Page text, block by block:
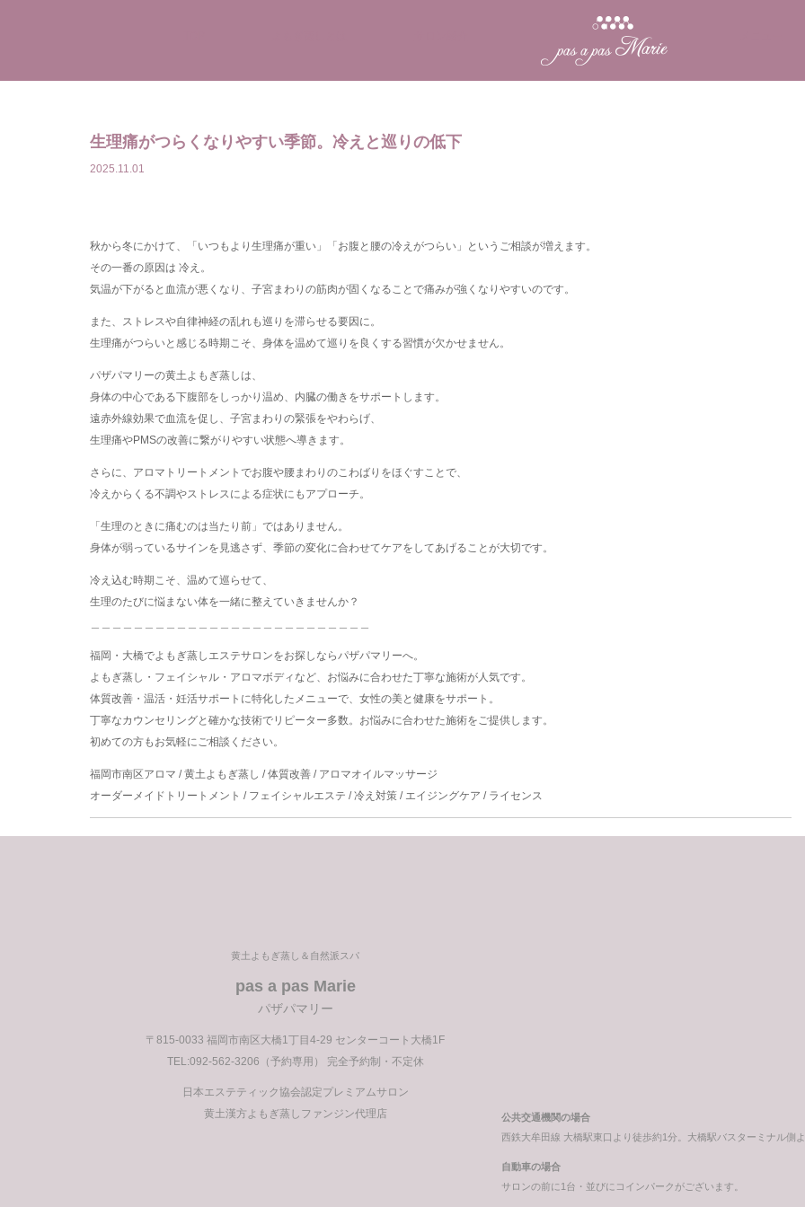
生理痛がつらくなりやすい季節。冷えと巡りの低下
2025.11.01
秋から冬にかけて、「いつもより生理痛が重い」「お腹と腰の冷えがつらい」というご相談が増えます。
その一番の原因は 冷え。
気温が下がると血流が悪くなり、子宮まわりの筋肉が固くなることで痛みが強くなりやすいのです。
また、ストレスや自律神経の乱れも巡りを滞らせる要因に。
生理痛がつらいと感じる時期こそ、身体を温めて巡りを良くする習慣が欠かせません。
パザパマリーの黄土よもぎ蒸しは、
身体の中心である下腹部をしっかり温め、内臓の働きをサポートします。
遠赤外線効果で血流を促し、子宮まわりの緊張をやわらげ、
生理痛やPMSの改善に繋がりやすい状態へ導きます。
さらに、アロマトリートメントでお腹や腰まわりのこわばりをほぐすことで、
冷えからくる不調やストレスによる症状にもアプローチ。
「生理のときに痛むのは当たり前」ではありません。
身体が弱っているサインを見逃さず、季節の変化に合わせてケアをしてあげることが大切です。
冷え込む時期こそ、温めて巡らせて、
生理のたびに悩まない体を一緒に整えていきませんか？
福岡・大橋でよもぎ蒸しエステサロンをお探しならパザパマリーへ。
よもぎ蒸し・フェイシャル・アロマボディなど、お悩みに合わせた丁寧な施術が人気です。
体質改善・温活・妊活サポートに特化したメニューで、女性の美と健康をサポート。
丁寧なカウンセリングと確かな技術でリピーター多数。お悩みに合わせた施術をご提供します。
初めての方もお気軽にご相談ください。
福岡市南区アロマ / 黄土よもぎ蒸し / 体質改善 / アロマオイルマッサージ
オーダーメイドトリートメント / フェイシャルエステ / 冷え対策 / エイジングケア / ライセンス
黄土よもぎ蒸し＆自然派スパ
pas a pas Marie
パザパマリー
〒815-0033 福岡市南区大橋1丁目4-29 センターコート大橋1F
TEL:092-562-3206（予約専用） 完全予約制・不定休
日本エステティック協会認定プレミアムサロン
黄土漢方よもぎ蒸しファンジン代理店
公共交通機関の場合
西鉄大牟田線 大橋駅東口より徒歩約1分。大橋駅バスターミナル側
自動車の場合
サロンの前に1台・並びにコインパークがございます。